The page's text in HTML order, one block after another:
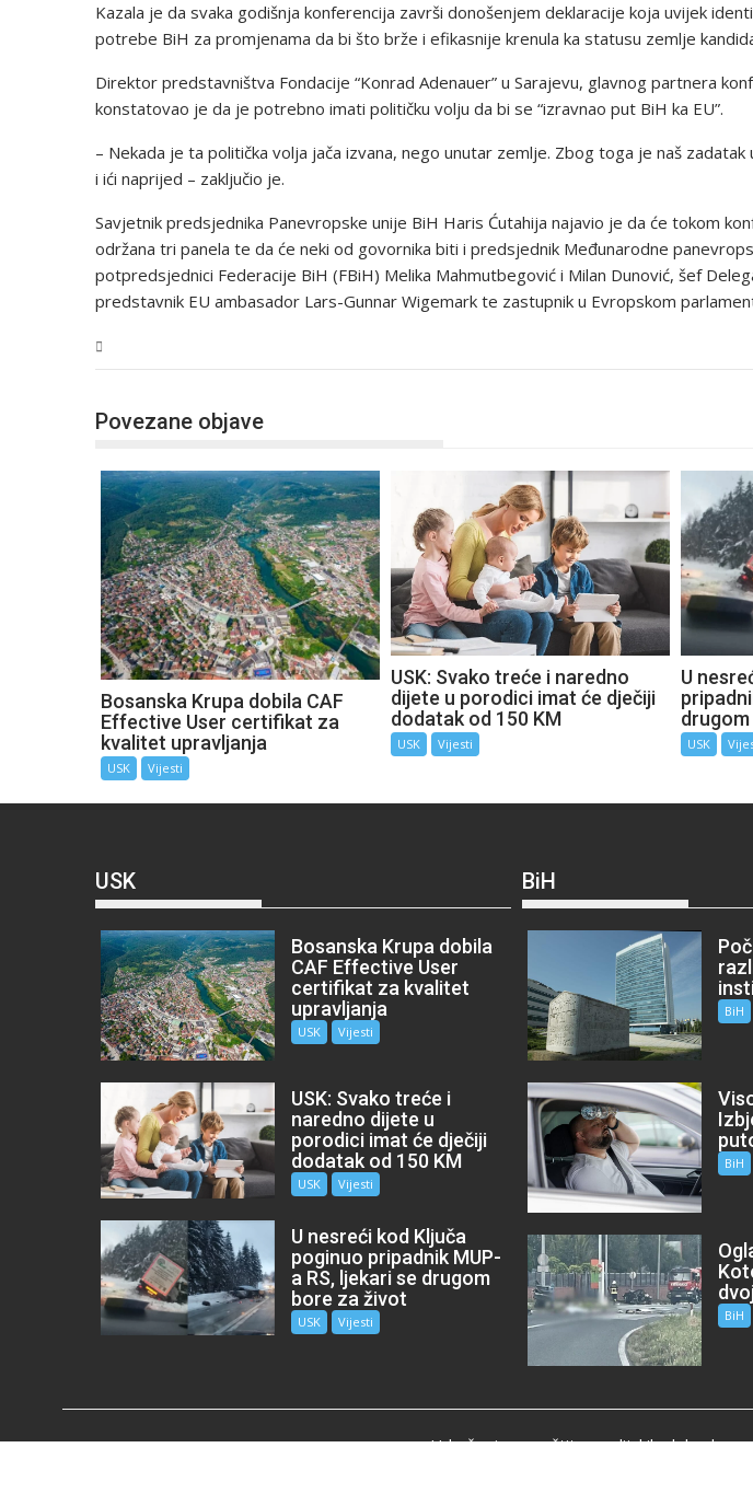
Kazala je da svaka godišnja konferencija završi donošenjem deklaracije koja uvijek
potrebe BiH za promjenama da bi što brže i efikasnije krenula ka statusu zemlje
Direktor predstavništva Fondacije “Konrad Adenauer” u Sarajevu, glavnog partnera
konstatovao je da je potrebno imati političku volju da bi se “izravnao put BiH ka EU”.
– Nekada je ta politička volja jača izvana, nego unutar zemlje. Zbog toga je naš
i ići naprijed – zaključio je.
Savjetnik predsjednika Panevropske unije BiH Haris Ćutahija najavio je da će tokom
održana tri panela te da će neki od govornika biti i predsjednik Međunarodne
potpredsjednici Federacije BiH (FBiH) Melika Mahmutbegović i Milan Dunović, šef
predstavnik EU ambasador Lars-Gunnar Wigemark te zastupnik u Evropskom
Povezane objave
Bosanska Krupa dobila CAF
Effective User certifikat za
kvalitet upravljanja
USK Vijesti
USK: Svako treće i naredno
dijete u porodici imat će dječiji
dodatak od 150 KM
USK Vijesti
U
USK
USK
Bosanska Krupa dobila
CAF Effective User
certifikat za kvalitet
upravljanja
USK Vijesti
USK: Svako treće i
naredno dijete u
porodici imat će dječiji
dodatak od 150 KM
USK Vijesti
U nesreći kod Ključa
poginuo pripadnik MUP-
a RS, ljekari se drugom
bore za život
USK Vijesti
BiH
BiH
BiH
BiH
Udruženje za zaštitu medijskih sloboda